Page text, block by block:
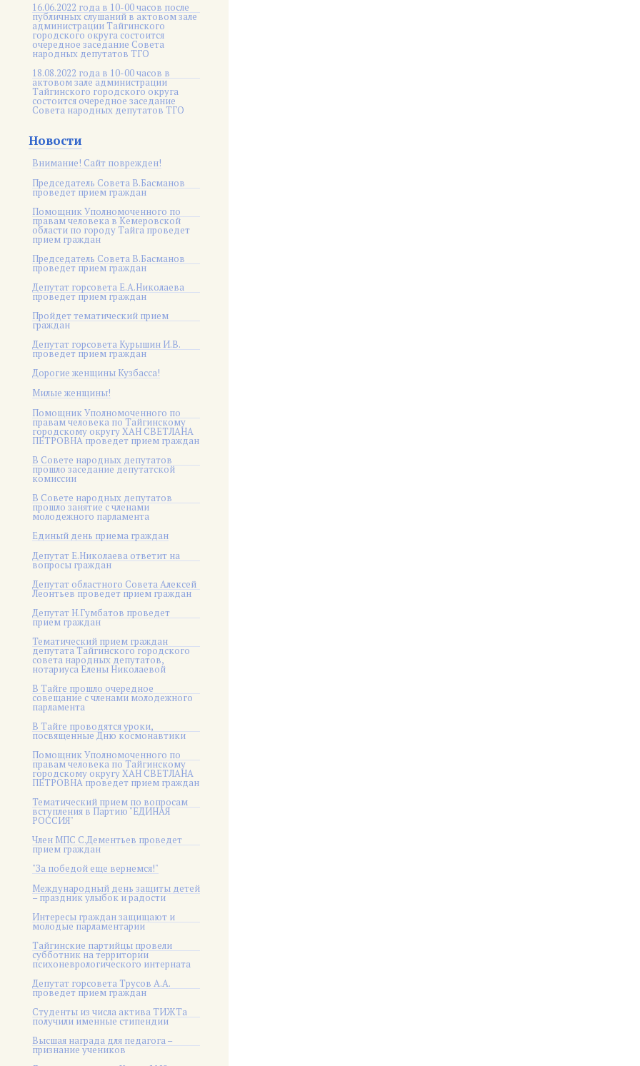
16.06.2022 года в 10-00 часов после
публичных слушаний в актовом зале
администрации Тайгинского
городского округа состоится
очередное заседание Совета
народных депутатов ТГО
18.08.2022 года в 10-00 часов в
актовом зале администрации
Тайгинского городского округа
состоится очередное заседание
Совета народных депутатов ТГО
Новости
Внимание! Сайт поврежден!
Председатель Совета В.Басманов
проведет прием граждан
Помощник Уполномоченного по
правам человека в Кемеровской
области по городу Тайга проведет
прием граждан
Председатель Совета В.Басманов
проведет прием граждан
Депутат горсовета Е.А.Николаева
проведет прием граждан
Пройдет тематический прием
граждан
Депутат горсовета Курышин И.В.
проведет прием граждан
Дорогие женщины Кузбасса!
Милые женщины!
Помощник Уполномоченного по
правам человека по Тайгинскому
городскому округу ХАН СВЕТЛАНА
ПЕТРОВНА проведет прием граждан
В Совете народных депутатов
прошло заседание депутатской
комиссии
В Совете народных депутатов
прошло занятие с членами
молодежного парламента
Единый день приема граждан
Депутат Е.Николаева ответит на
вопросы граждан
Депутат областного Совета Алексей
Леонтьев проведет прием граждан
Депутат Н.Гумбатов проведет
прием граждан
Тематический прием граждан
депутата Тайгинского городского
совета народных депутатов,
нотариуса Елены Николаевой
В Тайге прошло очередное
совещание с членами молодежного
парламента
В Тайге проводятся уроки,
посвященные Дню космонавтики
Помощник Уполномоченного по
правам человека по Тайгинскому
городскому округу ХАН СВЕТЛАНА
ПЕТРОВНА проведет прием граждан
Тематический прием по вопросам
вступления в Партию "ЕДИНАЯ
РОССИЯ"
Член МПС С.Дементьев проведет
прием граждан
"За победой еще вернемся!"
Международный день защиты детей
– праздник улыбок и радости
Интересы граждан защищают и
молодые парламентарии
Тайгинские партийцы провели
субботник на территории
психоневрологического интерната
Депутат горсовета Трусов А.А.
проведет прием граждан
Студенты из числа актива ТИЖТа
получили именные стипендии
Высшая награда для педагога –
признание учеников